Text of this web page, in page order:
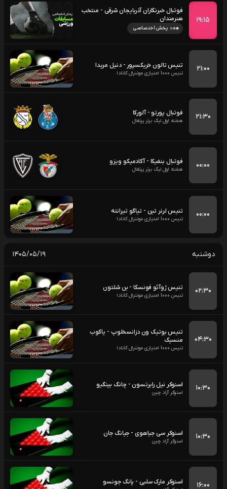
۱۹:۱۵
فوتبال خبرنگاران آذربایجان شرقی - منتخب
هنرمندان
پخش اختصاصی
۲۱:۰۰ تنیس تالون خریکسپور - دنیل مریدا
تنیس 1000 امتیازی مونترال کانادا
۲۱:۳۰ فوتبال پورتو - آلورکا
هفته اول لیگ برتر پرتغال
۰۰:۰۰ فوتبال بنفیکا - آکادمیکو ویزو
هفته اول لیگ برتر پرتغال
۰۰:۰۰ تنیس لرنر تین - تیاگو تیرانته
تنیس 1000 امتیازی مونترال کانادا
دوشنبه ۱۴۰۵/۰۵/۱۹
۰۲:۳۰ تنیس ژوآئو فونسکا - بن شلتون
تنیس 1000 امتیازی مونترال کانادا
۰۴:۳۰
تنیس بوتیک ون دزانسخلوپ - یاکوب
منسیک
تنیس 1000 امتیازی مونترال کانادا
۱۰:۳۰ اسنوکر نیل رابرتسون - چانگ بینگیو
اسنوکر آزاد چین
۱۰:۳۰ اسنوکر سی جیاهوی - جیانگ جان
اسنوکر آزاد چین
۱۶:۰۰ اسنوکر مارک سلبی - پانگ جونسو